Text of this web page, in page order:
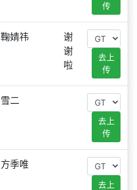
传
鞠婧祎
谢
谢
啦
去上
传
雪二
去上
传
方季唯
去上